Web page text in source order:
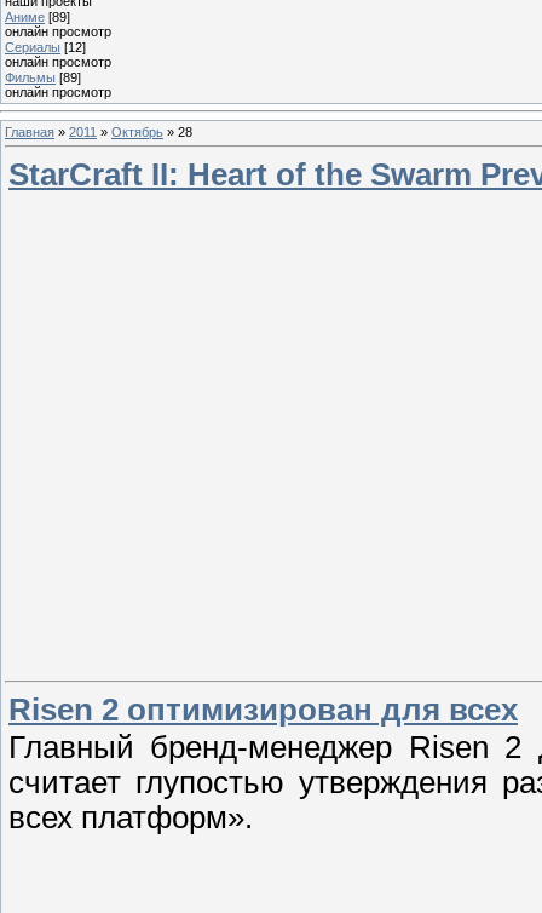
Аниме [89]
онлайн просмотр
Сериалы [12]
онлайн просмотр
Фильмы [89]
онлайн просмотр
Главная » 2011 » Октябрь » 28
StarCraft II: Heart of the Swarm
Risen 2 оптимизирован для всех
Главный бренд-менеджер Risen 2
считает глупостью утверждения
всех платформ».